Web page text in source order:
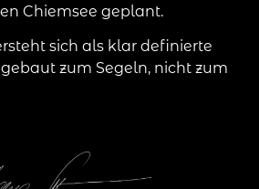
Chiemsee geplant.
sich als klar definierte
zum Segeln, nicht zum